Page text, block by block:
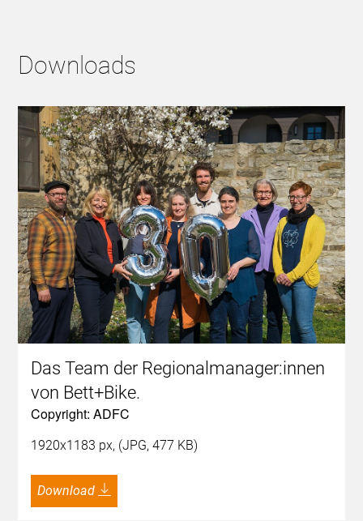
Downloads
Das Team der Regionalmanager:innen
von Bett+Bike.
Copyright: ADFC
1920x1183 px, (JPG, 477 KB)
Download